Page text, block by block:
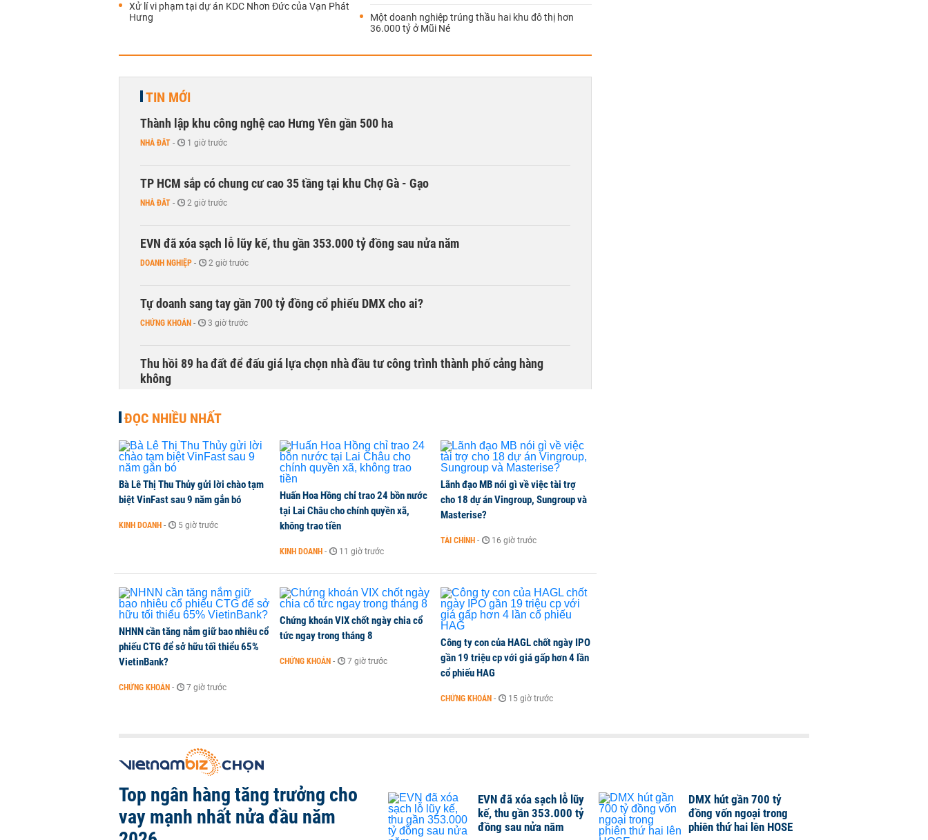
Xử lí vi phạm tại dự án KDC Nhơn Đức của Vạn Phát
Hưng
Một doanh nghiệp trúng thầu hai khu đô thị hơn
36.000 tỷ ở Mũi Né
TIN MỚI
Thành lập khu công nghệ cao Hưng Yên gần 500 ha
NHÀ ĐẤT - 1 giờ trước
TP HCM sắp có chung cư cao 35 tầng tại khu Chợ Gà - Gạo
NHÀ ĐẤT - 2 giờ trước
EVN đã xóa sạch lỗ lũy kế, thu gần 353.000 tỷ đồng sau nửa năm
DOANH NGHIỆP - 2 giờ trước
Tự doanh sang tay gần 700 tỷ đồng cổ phiếu DMX cho ai?
CHỨNG KHOÁN - 3 giờ trước
Thu hồi 89 ha đất để đấu giá lựa chọn nhà đầu tư công trình thành phố cảng hàng
không
Dòng tiền ngoại bất ngờ trở lại TTCK, ai đã mua vào?
CHỨNG KHOÁN 3 giờ trước
Kiến nghị đưa người bán hàng online, lao động công trình đóng BHXH bắt buộc
TikToker Khánh Sky, Vua Quạt, Hồ Văn Khoa bị khởi tố
ĐỌC NHIỀU NHẤT
Bà Lê Thị Thu Thủy gửi lời chào tạm
biệt VinFast sau 9 năm gắn bó
KINH DOANH - 5 giờ trước
Huấn Hoa Hồng chỉ trao 24 bồn nước
tại Lai Châu cho chính quyền xã,
không trao tiền
KINH DOANH - 11 giờ trước
Lãnh đạo MB nói gì về việc tài trợ
cho 18 dự án Vingroup, Sungroup và
Masterise?
TÀI CHÍNH - 16 giờ trước
NHNN cần tăng nắm giữ bao nhiêu cổ
phiếu CTG để sở hữu tối thiểu 65%
VietinBank?
CHỨNG KHOÁN - 7 giờ trước
Chứng khoán VIX chốt ngày chia cổ
tức ngay trong tháng 8
CHỨNG KHOÁN - 7 giờ trước
Công ty con của HAGL chốt ngày IPO
gần 19 triệu cp với giá gấp hơn 4 lần
cổ phiếu HAG
CHỨNG KHOÁN - 15 giờ trước
Top ngân hàng tăng trưởng cho
vay mạnh nhất nửa đầu năm
EVN đã xóa sạch lỗ lũy
kế, thu gần 353.000 tỷ
đồng sau nửa năm
DMX hút gần 700 tỷ
đồng vốn ngoại trong
phiên thứ hai lên HOSE